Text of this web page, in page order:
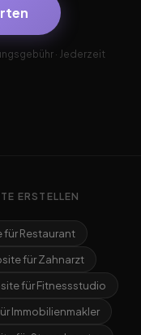
· Jederzeit
ERSTELLEN
für Restaurant
für Zahnarzt
für Fitnessstudio
Immobilienmakler